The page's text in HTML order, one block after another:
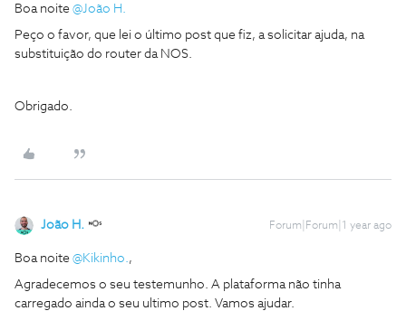
Boa noite @João H.
Peço o favor, que lei o último post que fiz, a solicitar ajuda, na
substituição do router da NOS.
Obrigado.
João H. Forum|Forum|1 year ago
Boa noite @Kikinho.,
Agradecemos o seu testemunho. A plataforma não tinha
carregado ainda o seu ultimo post. Vamos ajudar.